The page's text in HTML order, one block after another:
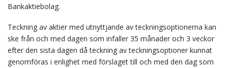
Bankaktiebolag.
Teckning av aktier med utnyttjande av teckningsoptionerna kan
ske från och med dagen som infaller 35 månader och 3 veckor
efter den sista dagen då teckning av teckningsoptioner kunnat
genomföras i enlighet med förslaget till och med den dag som